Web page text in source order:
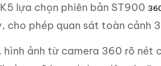
lựa chọn phiên bản ST900
cho phép quan sát toàn cảnh
hình ảnh từ camera 360 rõ nét